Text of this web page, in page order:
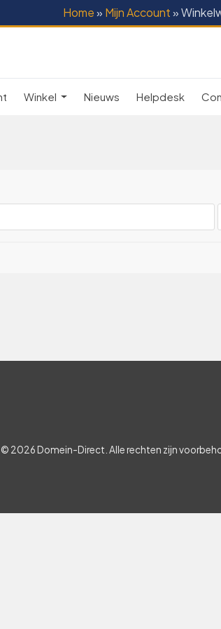
Home» Mijn Account»
Winkel Nieuws Helpdesk
2026 Domein-Direct. Alle rechten zijn